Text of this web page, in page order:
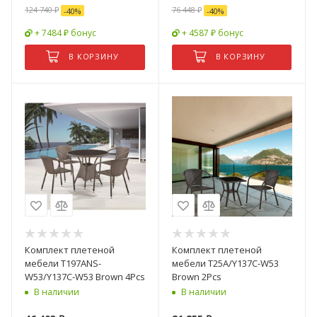
124 740₽ -40%
+ 7484 ₽ бонус
В КОРЗИНУ
76 448₽ -40%
+ 4587 ₽ бонус
В КОРЗИНУ
Комплект плетеной
мебели T197ANS-
W53/Y137C-W53 Brown 4Pcs
В наличии
Комплект плетеной
мебели T25A/Y137C-W53
Brown 2Pcs
В наличии